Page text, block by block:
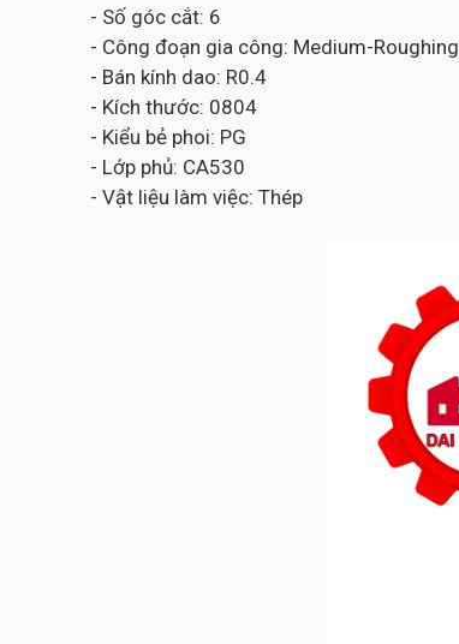
- Số góc cắt: 6
- Công đoạn gia công: Medium-Roughing
- Bán kính dao: R0.4
- Kích thước: 0804
- Kiểu bẻ phoi: PG
- Lớp phủ: CA530
- Vật liệu làm việc: Thép